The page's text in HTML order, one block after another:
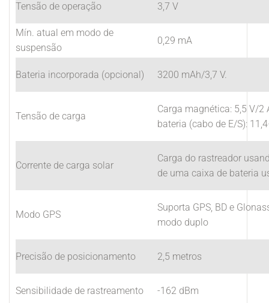
Tensão de operação 3,7 V
Mín. atual em modo de
suspensão
0,29 mA
Bateria incorporada (opcional) 3200 mAh/3,7 V.
Tensão de carga
Carga magnética: 5,5 V/2
bateria (cabo de E/S):
Corrente de carga solar
Carga do rastreador
de uma caixa de bateria
Modo GPS
Suporta GPS, BD e
modo duplo
Precisão de posicionamento 2,5 metros
Sensibilidade de rastreamento -162 dBm